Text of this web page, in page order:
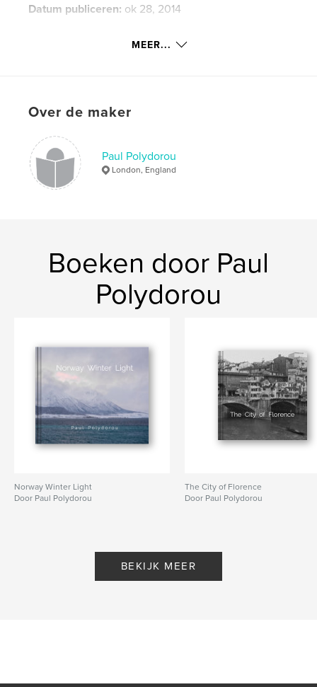
Datum publiceren: ok 28, 2014
MEER...
Over de maker
Paul Polydorou
London, England
Boeken door Paul
Polydorou
Norway Winter Light
Door Paul Polydorou
The City of Florence
Door Paul Polydorou
BEKIJK MEER